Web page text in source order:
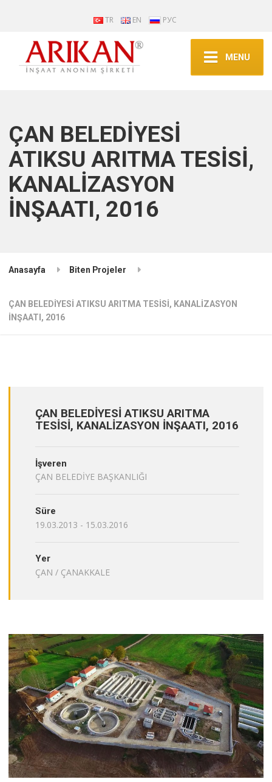
TR EN РУС
MENU
ÇAN BELEDİYESİ
ATIKSU ARITMA TESİSİ,
KANALİZASYON
İNŞAATI, 2016
Anasayfa Biten Projeler
ÇAN BELEDİYESİ ATIKSU ARITMA TESİSİ, KANALİZASYON
İNŞAATI, 2016
ÇAN BELEDİYESİ ATIKSU ARITMA
TESİSİ, KANALİZASYON İNŞAATI, 2016
İşveren
ÇAN BELEDİYE BAŞKANLIĞI
Süre
19.03.2013 - 15.03.2016
Yer
ÇAN / ÇANAKKALE